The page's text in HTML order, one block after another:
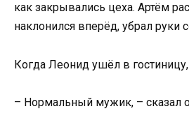
как закрывались цеха. Артём
наклонился вперёд, убрал руки
Когда Леонид ушёл в гостиницу,
– Нормальный мужик, – сказал